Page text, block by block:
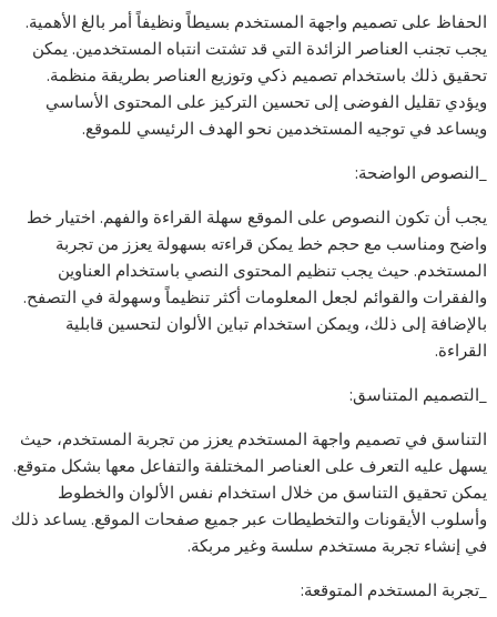
الحفاظ على تصميم واجهة المستخدم بسيطاً ونظيفاً أمر بالغ الأهمية.
يجب تجنب العناصر الزائدة التي قد تشتت انتباه المستخدمين. يمكن
تحقيق ذلك باستخدام تصميم ذكي وتوزيع العناصر بطريقة منظمة.
ويؤدي تقليل الفوضى إلى تحسين التركيز على المحتوى الأساسي
ويساعد في توجيه المستخدمين نحو الهدف الرئيسي للموقع.
_النصوص الواضحة:
يجب أن تكون النصوص على الموقع سهلة القراءة والفهم. اختيار خط
واضح ومناسب مع حجم خط يمكن قراءته بسهولة يعزز من تجربة
المستخدم. حيث يجب تنظيم المحتوى النصي باستخدام العناوين
والفقرات والقوائم لجعل المعلومات أكثر تنظيماً وسهولة في التصفح.
بالإضافة إلى ذلك، ويمكن استخدام تباين الألوان لتحسين قابلية
القراءة.
_التصميم المتناسق:
التناسق في تصميم واجهة المستخدم يعزز من تجربة المستخدم، حيث
يسهل عليه التعرف على العناصر المختلفة والتفاعل معها بشكل متوقع.
يمكن تحقيق التناسق من خلال استخدام نفس الألوان والخطوط
وأسلوب الأيقونات والتخطيطات عبر جميع صفحات الموقع. يساعد ذلك
في إنشاء تجربة مستخدم سلسة وغير مربكة.
_تجربة المستخدم المتوقعة: